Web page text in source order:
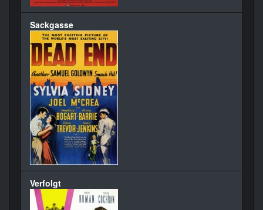
Sackgasse
Verfolgt